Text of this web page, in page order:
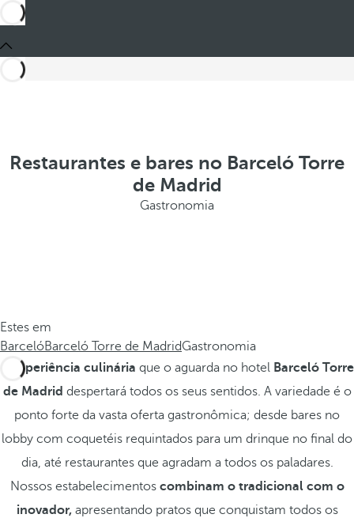
Restaurantes e bares no Barceló Torre
de Madrid
Gastronomia
Estes em
BarcelóBarceló Torre de MadridGastronomia
experiência culinária que o aguarda no hotel Barceló Torre
de Madrid despertará todos os seus sentidos. A variedade é o
ponto forte da vasta oferta gastronômica; desde bares no
lobby com coquetéis requintados para um drinque no final do
dia, até restaurantes que agradam a todos os paladares.
Nossos estabelecimentos combinam o tradicional com o
inovador,apresentando pratos que conquistam todos os